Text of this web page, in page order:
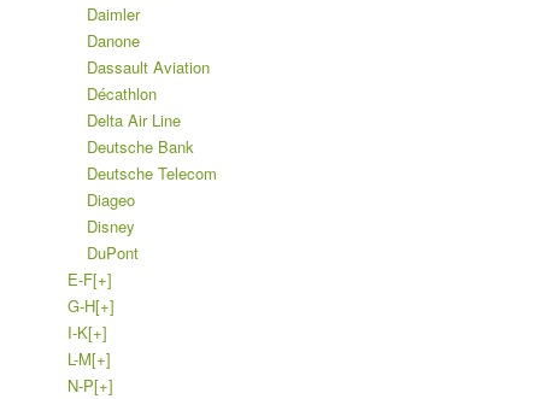
Daimler
Danone
Dassault Aviation
Décathlon
Delta Air Line
Deutsche Bank
Deutsche Telecom
Diageo
Disney
DuPont
E-F[+]
G-H[+]
I-K[+]
L-M[+]
N-P[+]